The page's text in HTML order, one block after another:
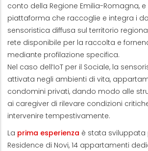
conto della Regione Emilia-Romagna, e
piattaforma che raccoglie e integra i
sensoristica diffusa sul territorio
rete disponibile per la raccolta e
mediante profilazione specifica.
Nel caso dell’IoT per il Sociale, la
attivata negli ambienti di vita,
condomini privati, dando modo alle
ai caregiver di rilevare condizioni
intervenire tempestivamente.
La prima esperienza è stata sviluppata
Residence di Novi, 14 appartamenti